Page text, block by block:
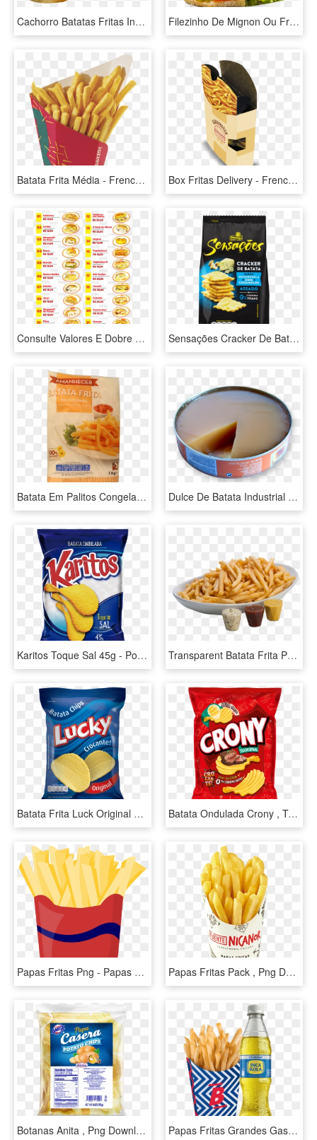
Cachorro Batatas Fritas Inclinado - Chili Dog, HD Png Download Filezinho De Mignon Ou Frango Arroz, Batata Frita E - Fast Food, HD Png Download
Batata Frita Média - French Fries, HD Png Download Box Fritas Delivery - French Fries, HD Png Download
Consulte Valores E Dobre O Recheio De Sua Batata - Cardapio De Batata Recheada, HD Png Download Sensações Cracker De Batata, HD Png Download
Batata Em Palitos Congelada 7/7 Amanhecer 1 Kg - Amanhecer, HD Png Download Dulce De Batata Industrial - Processed Cheese, HD Png Download
Karitos Toque Sal 45g - Potato Chip, HD Png Download Transparent Batata Frita Png - Porções Fritas Png, Png Download
Batata Frita Luck Original 40g , Png Download - Potato Chip, Transparent Png Batata Ondulada Crony , Tradicional, Mega Onda, Frita, - Potato Chip, HD Png Download
Papas Fritas Png - Papas Fritas Png Png, Transparent Png Papas Fritas Pack , Png Download - French Fries, Transparent Png
Botanas Anita , Png Download - Convenience Food, Transparent Png Papas Fritas Grandes Gaseosa , Png Download - Bembos Y Inca Kola, Transparent Png